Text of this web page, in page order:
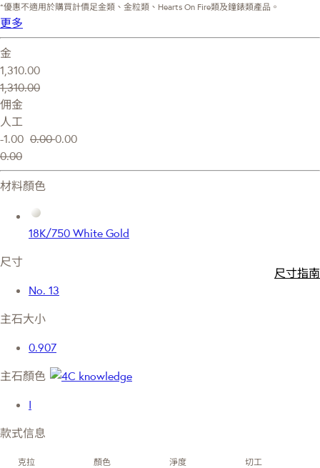
*優惠不適用於購買計價足金類、金粒類、Hearts On Fire類及鐘錶類產品。
更多
金
1,310.00
1,310.00
佣金
人工
-1.00 0.000.00
0.00
材料顏色
18K/750 White Gold
尺寸
尺寸指南
No. 13
主石大小
0.907
主石顏色
I
款式信息
克拉 顏色 淨度 切工